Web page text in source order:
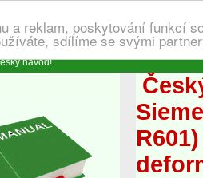
a reklam, poskytování funkcí
sdílíme se svými
návod!